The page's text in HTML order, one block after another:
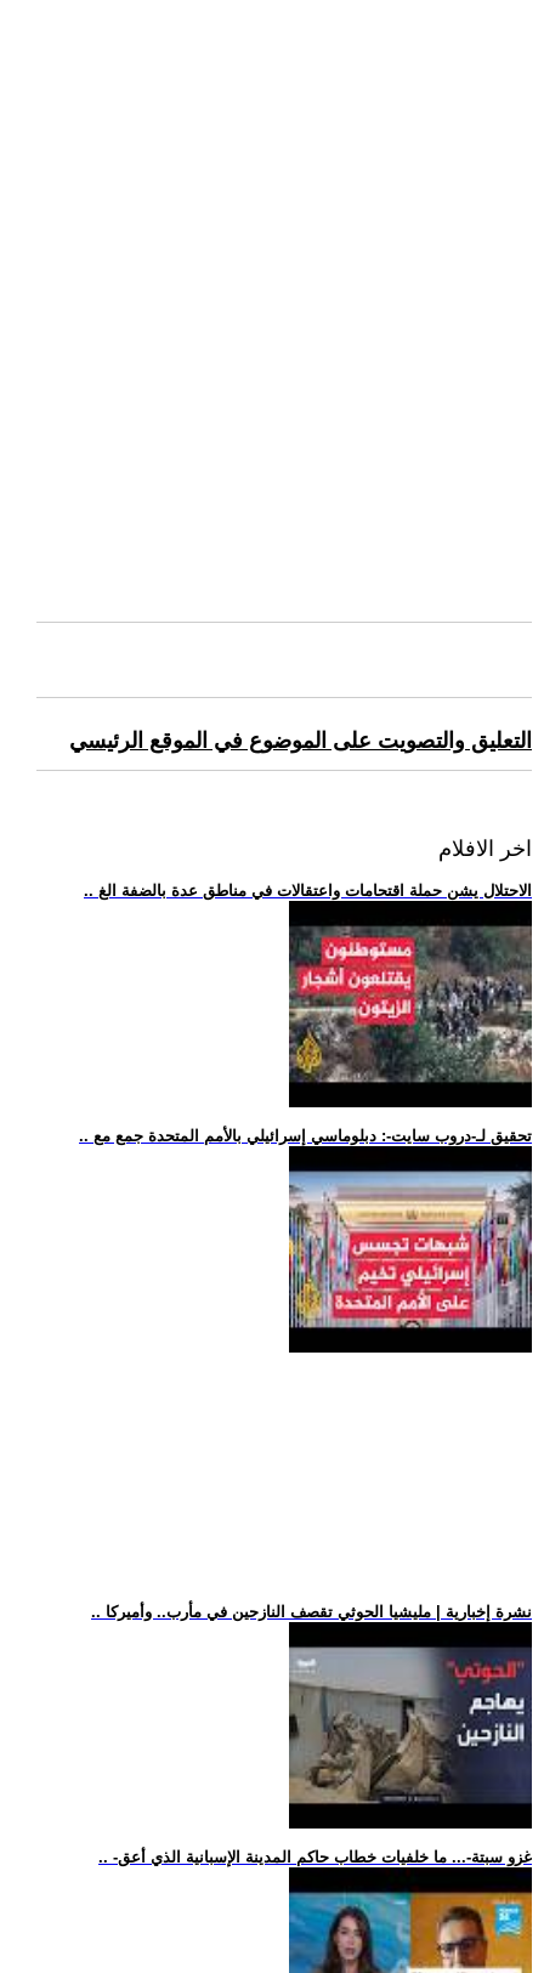
التعليق والتصويت على الموضوع في الموقع الرئيسي
اخر الافلام
.. الاحتلال يشن حملة اقتحامات واعتقالات في مناطق عدة بالضفة الغ
.. تحقيق لـ-دروب سايت-: دبلوماسي إسرائيلي بالأمم المتحدة جمع مع
.. نشرة إخبارية | مليشيا الحوثي تقصف النازحين في مأرب.. وأميركا
.. -غزو سبتة-... ما خلفيات خطاب حاكم المدينة الإسبانية الذي أعق